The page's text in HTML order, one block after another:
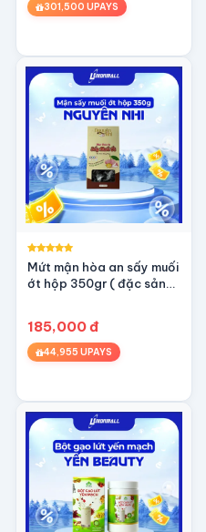
301,500 UPAYS
Mứt mận hòa an sấy muối
ớt hộp 350gr ( đặc sản
185,000 đ
44,955 UPAYS